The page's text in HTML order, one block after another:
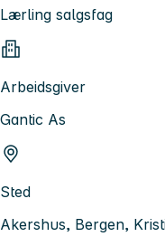
Lærling salgsfag
Arbeidsgiver
Gantic As
Sted
Akershus, Bergen,